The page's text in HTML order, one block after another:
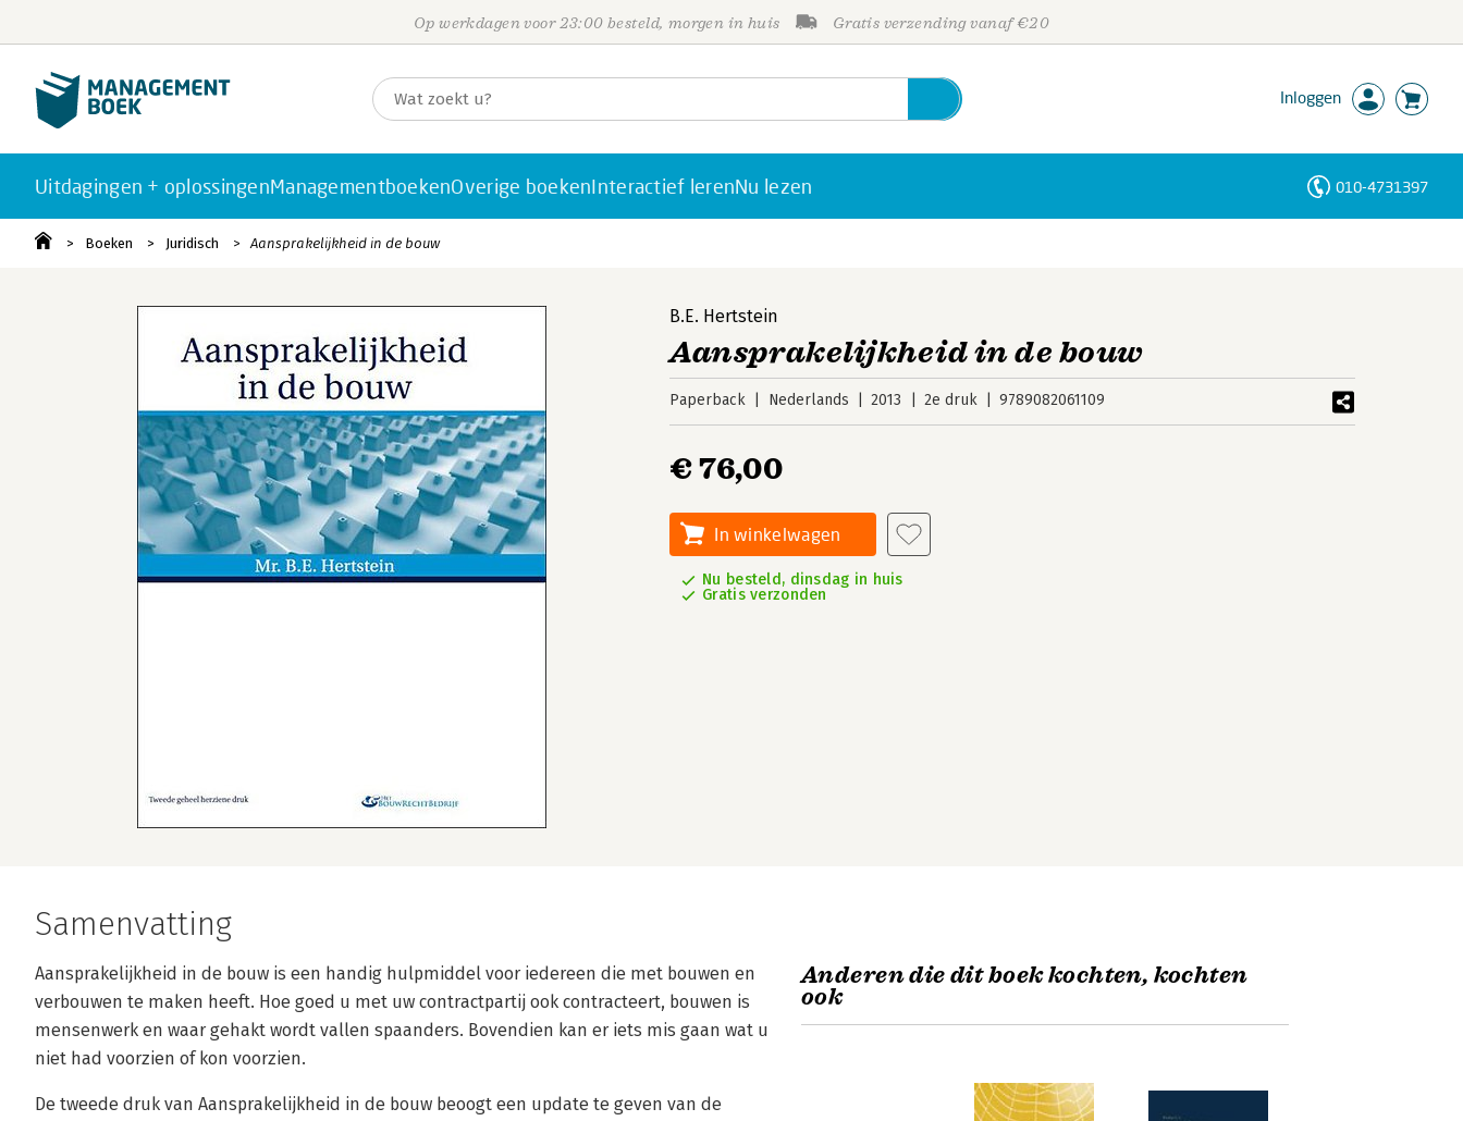
Op werkdagen voor 23:00 besteld, morgen in huis Gratis verzending vanaf €20
Inloggen
Uitdagingen + oplossingenManagementboekenOverige boekenInteractief lerenNu lezen 010-4731397
Boeken Juridisch Aansprakelijkheid in de bouw
B.E. Hertstein
Aansprakelijkheid in de bouw
Paperback Nederlands 2013 2e druk 9789082061109
€ 76,00
In winkelwagen
Nu besteld, dinsdag in huis
Gratis verzonden
Samenvatting
Aansprakelijkheid in de bouw is een handig hulpmiddel voor iedereen die met bouwen en
verbouwen te maken heeft. Hoe goed u met uw contractpartij ook contracteert, bouwen is
mensenwerk en waar gehakt wordt vallen spaanders. Bovendien kan er iets mis gaan wat u
niet had voorzien of kon voorzien.
De tweede druk van Aansprakelijkheid in de bouw beoogt een update te geven van de
Anderen die dit boek kochten, kochten
ook
Personen